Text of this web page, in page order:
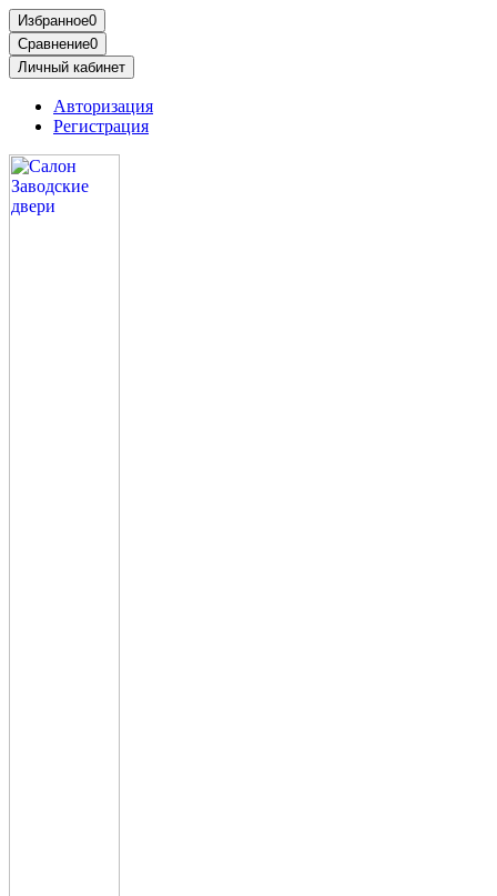
Избранное0
Сравнение0
Личный кабинет
Авторизация
Регистрация